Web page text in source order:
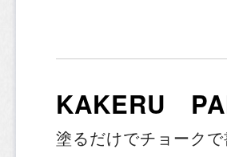
KAKERU
塗るだけでチョーク